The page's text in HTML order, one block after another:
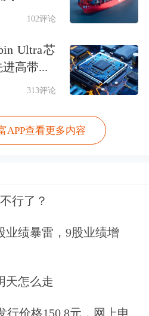
币汇率的影响可能是
场逆周期举措料将加
资金？
，兼顾定向调控。
102评论
Ultra芯
高带...
313评论
APP查看更多内容
行了？
业绩暴雷，9股业绩增
天怎么走
行价格150.8元，网上申